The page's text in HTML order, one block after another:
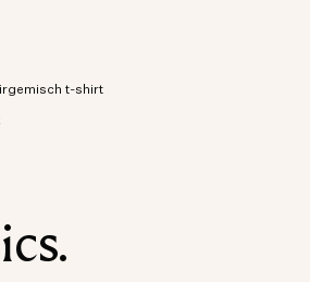
t-shirt
T-Shirt aus Bio-Baumwoll-Kaschmir-